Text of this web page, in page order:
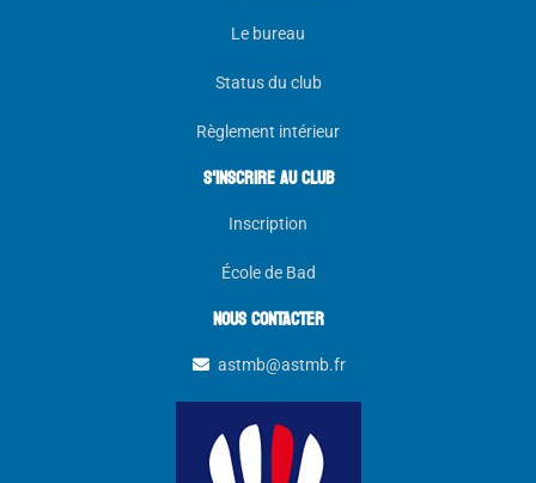
Le bureau
Status du club
Règlement intérieur
s'inscrire au club
Inscription
École de Bad
NOUS CONTACTER
astmb@astmb.fr